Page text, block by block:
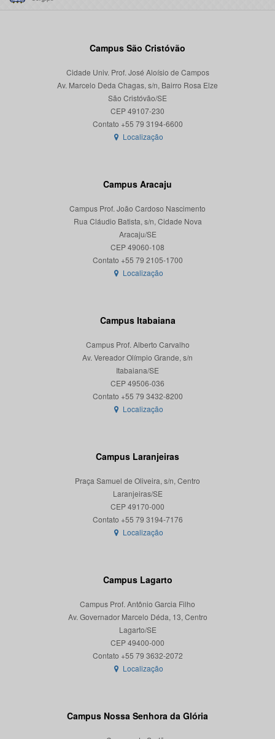
Campus São Cristóvão
Cidade Univ. Prof. José Aloísio de Campos
Av. Marcelo Deda Chagas, s/n, Bairro Rosa Elze
São Cristóvão/SE
CEP 49107-230
Localização
Campus Aracaju
Campus Prof. João Cardoso Nascimento
Rua Cláudio Batista, s/n, Cidade Nova
Aracaju/SE
CEP 49060-108
Localização
Campus Itabaiana
Campus Prof. Alberto Carvalho
Av. Vereador Olímpio Grande, s/n
Itabaiana/SE
CEP 49506-036
Localização
Campus Laranjeiras
Praça Samuel de Oliveira, s/n, Centro
Laranjeiras/SE
CEP 49170-000
Localização
Campus Lagarto
Campus Prof. Antônio Garcia Filho
Av. Governador Marcelo Déda, 13, Centro
Lagarto/SE
CEP 49400-000
Localização
Campus Nossa Senhora da Glória